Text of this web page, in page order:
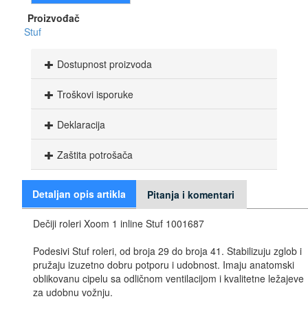
Proizvođač
Stuf
Dostupnost proizvoda
Troškovi isporuke
Deklaracija
Zaštita potrošača
Detaljan opis artikla Pitanja i komentari
Dečiji roleri Xoom 1 inline Stuf 1001687
Podesivi Stuf roleri, od broja 29 do broja 41. Stabilizuju zglob i
pružaju izuzetno dobru potporu i udobnost. Imaju anatomski
oblikovanu cipelu sa odličnom ventilacijom i kvalitetne ležajeve
za udobnu vožnju.